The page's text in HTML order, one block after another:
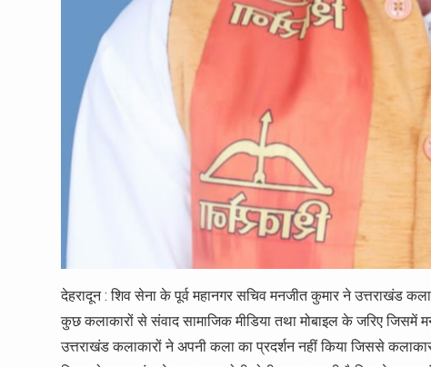
देहरादून : शिव सेना के पूर्व महानगर सचिव मनजीत कुमार ने उत्तराखंड
कुछ कलाकारों से संवाद सामाजिक मीडिया तथा मोबाइल के जरिए जिसमें
उत्तराखंड कलाकारों ने अपनी कला का प्रदर्शन नहीं किया जिससे